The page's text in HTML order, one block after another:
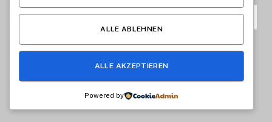
BELIEBTESTE
WeberKraus gestaltet die Zukunft
des sicheren und innovativen
Kryptohandels
MÄRZ 18, 2026 1VIEWS
ALLE ABLEHNEN
ALLE AKZEPTIEREN
Powered by